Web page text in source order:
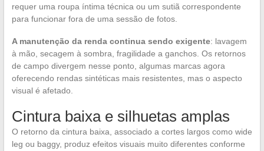
requer uma roupa íntima técnica ou um sutiã correspondente
para funcionar fora de uma sessão de fotos.
A manutenção da renda continua sendo exigente: lavagem
à mão, secagem à sombra, fragilidade a ganchos. Os retornos
de campo divergem nesse ponto, algumas marcas agora
oferecendo rendas sintéticas mais resistentes, mas o aspecto
visual é afetado.
Cintura baixa e silhuetas amplas
O retorno da cintura baixa, associado a cortes largos como wide
leg ou baggy, produz efeitos visuais muito diferentes conforme